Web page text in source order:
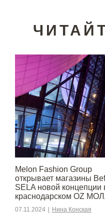
Melon Fashion Group
открывает магазины
SELA новой концепции
краснодарском OZ
07.11.2024 | Нина Конская